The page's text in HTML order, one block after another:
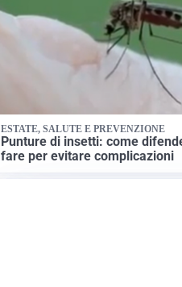
ESTATE, SALUTE E PREVENZIONE
Punture di insetti: come
fare per evitare complicazioni